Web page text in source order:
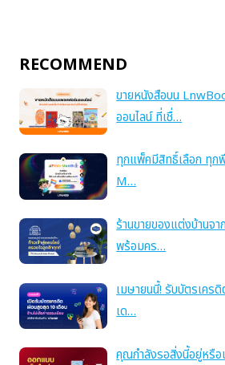
RECOMMEND
ขายหนังสือบน
ออนไลน์ ที่เชื่…
ทุกแพ็คมีสิทธิ์เลือก ทุก
M…
ร้านขายของแต่งบ้านจา
พร้อมคร…
เมษายนนี้! รับบัตรเคร
เด…
คุณกำลังรอสิ่งนี้อยู่หรื